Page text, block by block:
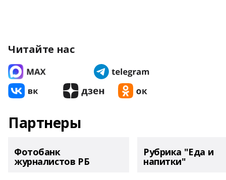
Читайте нас
Партнеры
Фотобанк
журналистов РБ
Рубрика "Еда и
напитки"